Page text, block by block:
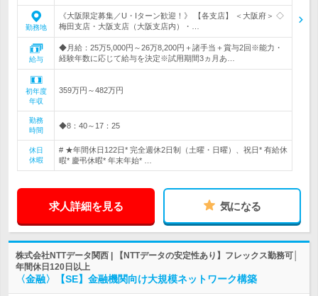
勤務地
《大阪限定募集／U・Iターン歓迎！》 【各支店】 ＜大阪府＞ ◇
梅田支店・大阪支店（大阪支店内）・…
給与
◆月給：25万5,000円～26万8,200円＋諸手当＋賞与2回※能力・
経験年数に応じて給与を決定※試用期間3ヵ月あ…
初年度
年収
359万円～482万円
勤務
時間
◆8：40～17：25
休日
休暇
# ★年間休日122日* 完全週休2日制（土曜・日曜）、祝日* 有給休
暇* 慶弔休暇* 年末年始* …
求人詳細を見る 気になる
株式会社NTTデータ関西 | 【NTTデータの安定性あり】フレックス勤務可│
年間休日120日以上
〈金融〉【SE】金融機関向け大規模ネットワーク構築